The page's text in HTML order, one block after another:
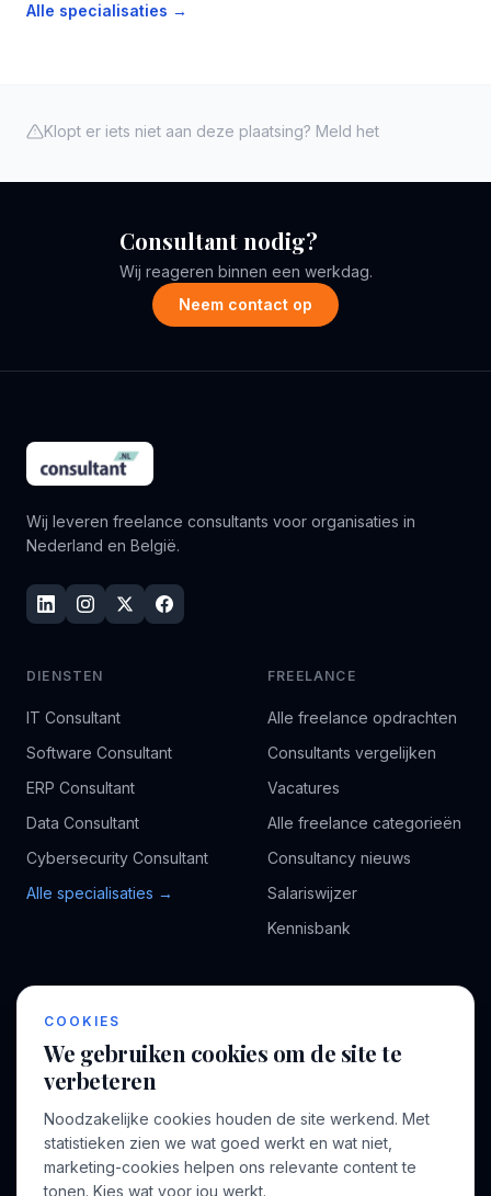
Alle specialisaties →
Klopt er iets niet aan deze plaatsing? Meld het
Consultant nodig?
Wij reageren binnen een werkdag.
Neem contact op
Wij leveren freelance consultants voor organisaties in
Nederland en België.
DIENSTEN
IT Consultant
Software Consultant
ERP Consultant
Data Consultant
Cybersecurity Consultant
Alle specialisaties →
FREELANCE
Alle freelance opdrachten
Consultants vergelijken
Vacatures
Alle freelance categorieën
Consultancy nieuws
Salariswijzer
Kennisbank
BEDRIJF
Bedrijven
Blog
Contact
VOOR CONSULTANTS
Inloggen
COOKIES
We gebruiken cookies om de site te
verbeteren
Noodzakelijke cookies houden de site werkend. Met
statistieken zien we wat goed werkt en wat niet,
marketing-cookies helpen ons relevante content te
tonen. Kies wat voor jou werkt.